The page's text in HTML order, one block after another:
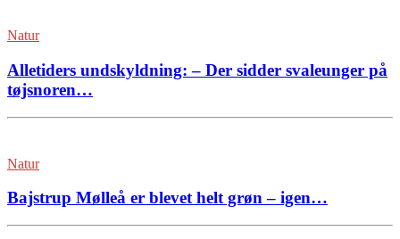
Natur
Alletiders undskyldning: – Der sidder svaleunger på
tøjsnoren…
Natur
Bajstrup Mølleå er blevet helt grøn – igen…